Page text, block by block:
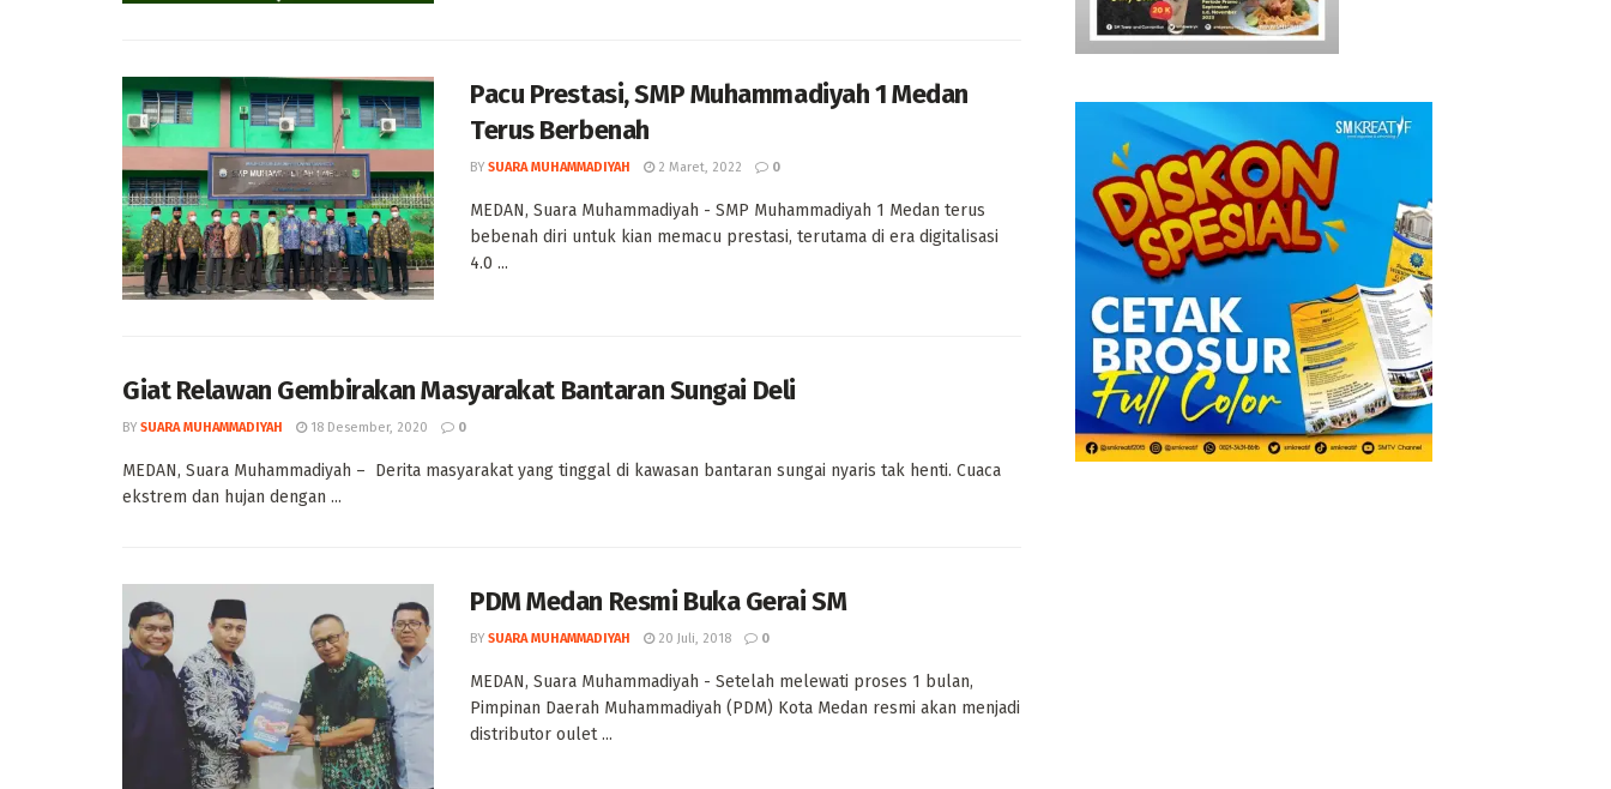
Pacu Prestasi, SMP Muhammadiyah 1 Medan
Terus Berbenah
BY SUARA MUHAMMADIYAH 2 Maret, 2022 0
MEDAN, Suara Muhammadiyah - SMP Muhammadiyah 1 Medan terus
bebenah diri untuk kian memacu prestasi, terutama di era digitalisasi
4.0 ...
Giat Relawan Gembirakan Masyarakat Bantaran Sungai Deli
BY SUARA MUHAMMADIYAH 18 Desember, 2020 0
MEDAN, Suara Muhammadiyah – Derita masyarakat yang tinggal di kawasan bantaran sungai nyaris tak henti. Cuaca
ekstrem dan hujan dengan ...
PDM Medan Resmi Buka Gerai SM
BY SUARA MUHAMMADIYAH 20 Juli, 2018 0
MEDAN, Suara Muhammadiyah - Setelah melewati proses 1 bulan,
Pimpinan Daerah Muhammadiyah (PDM) Kota Medan resmi akan menjadi
distributor oulet ...